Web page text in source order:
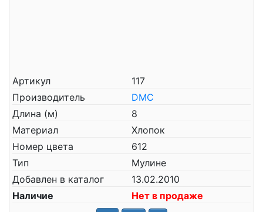
Артикул
117
Производитель
DMC
Длина (м)
8
Материал
Хлопок
Номер цвета
612
Тип
Мулине
Добавлен в каталог
13.02.2010
Наличие
Нет в продаже